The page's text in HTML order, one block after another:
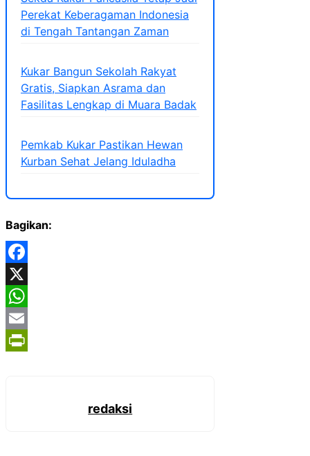
Perekat Keberagaman Indonesia
di Tengah Tantangan Zaman
Kukar Bangun Sekolah Rakyat
Gratis, Siapkan Asrama dan
Fasilitas Lengkap di Muara Badak
Pemkab Kukar Pastikan Hewan
Kurban Sehat Jelang Iduladha
Bagikan:
Facebook
X
WhatsApp
Email
redaksi